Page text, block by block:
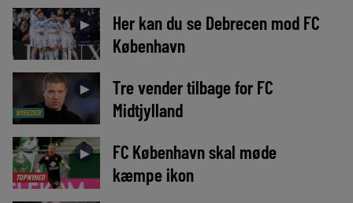
►
Her kan du se Debrecen mod FC
København
NYHEDER
►
Tre vender tilbage for FC
Midtjylland
TOPNYHED
►
FC København skal møde
kæmpe ikon